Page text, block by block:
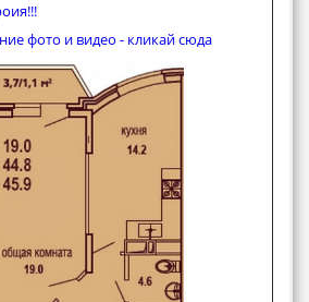
фото и видео - кликай сюда